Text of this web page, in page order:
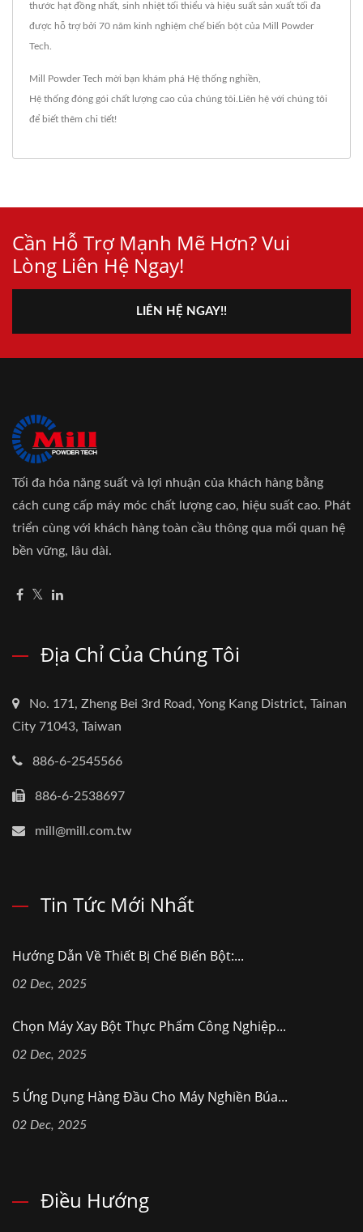
thước hạt đồng nhất, sinh nhiệt tối thiểu và hiệu suất sản xuất tối đa
được hỗ trợ bởi 70 năm kinh nghiệm chế biến bột của Mill Powder
Tech.
Mill Powder Tech mời bạn khám phá Hệ thống nghiền
Hệ thống đóng gói chất lượng cao của chúng tôi. Liên hệ với chúng tôi
để biết thêm chi tiết!
Cần Hỗ Trợ Mạnh Mẽ Hơn? Vui
Lòng Liên Hệ Ngay!
LIÊN HỆ NGAY!!
Tối đa hóa năng suất và lợi nhuận của khách hàng bằng
cách cung cấp máy móc chất lượng cao, hiệu suất cao. Phát
triển cùng với khách hàng toàn cầu thông qua mối quan hệ
bền vững, lâu dài.
Địa Chỉ Của Chúng Tôi
No. 171, Zheng Bei 3rd Road, Yong Kang District, Tainan
City 71043, Taiwan
886-6-2545566
886-6-2538697
mill@mill.com.tw
Tin Tức Mới Nhất
Hướng Dẫn Về Thiết Bị Chế Biến Bột:...
02 Dec, 2025
Chọn Máy Xay Bột Thực Phẩm Công Nghiệp...
02 Dec, 2025
5 Ứng Dụng Hàng Đầu Cho Máy Nghiền Búa...
02 Dec, 2025
Điều Hướng